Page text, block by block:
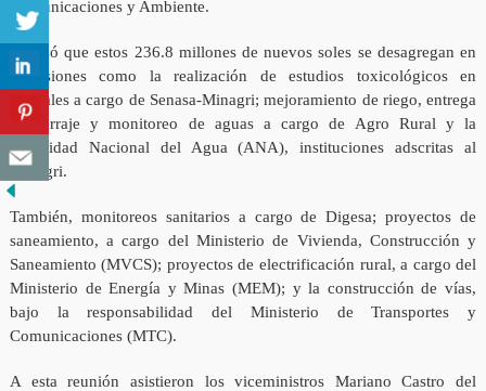
Comunicaciones y Ambiente.
Precisó que estos 236.8 millones de nuevos soles se desagregan en
inversiones como la realización de estudios toxicológicos en
animales a cargo de Senasa-Minagri; mejoramiento de riego, entrega
de forraje y monitoreo de aguas a cargo de Agro Rural y la
Autoridad Nacional del Agua (ANA), instituciones adscritas al
Minagri.
También, monitoreos sanitarios a cargo de Digesa; proyectos de
saneamiento, a cargo del Ministerio de Vivienda, Construcción y
Saneamiento (MVCS); proyectos de electrificación rural, a cargo del
Ministerio de Energía y Minas (MEM); y la construcción de vías,
bajo la responsabilidad del Ministerio de Transportes y
Comunicaciones (MTC).
A esta reunión asistieron los viceministros Mariano Castro del